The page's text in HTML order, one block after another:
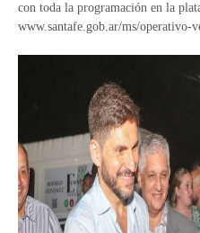
con toda la programación en la
www.santafe.gob.ar/ms/operativo-